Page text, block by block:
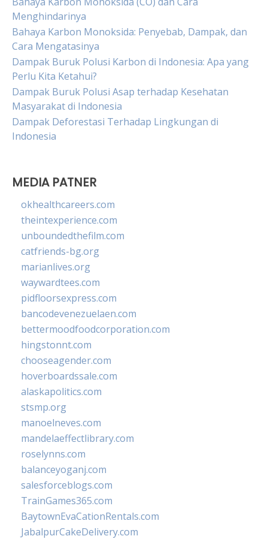
Menghindarinya
Bahaya Karbon Monoksida: Penyebab, Dampak, dan
Cara Mengatasinya
Dampak Buruk Polusi Karbon di Indonesia: Apa yang
Perlu Kita Ketahui?
Dampak Buruk Polusi Asap terhadap Kesehatan
Masyarakat di Indonesia
Dampak Deforestasi Terhadap Lingkungan di
Indonesia
MEDIA PATNER
okhealthcareers.com
theintexperience.com
unboundedthefilm.com
catfriends-bg.org
marianlives.org
waywardtees.com
pidfloorsexpress.com
bancodevenezuelaen.com
bettermoodfoodcorporation.com
hingstonnt.com
chooseagender.com
hoverboardssale.com
alaskapolitics.com
stsmp.org
manoelneves.com
mandelaeffectlibrary.com
roselynns.com
balanceyoganj.com
salesforceblogs.com
TrainGames365.com
BaytownEvaCationRentals.com
JabalpurCakeDelivery.com